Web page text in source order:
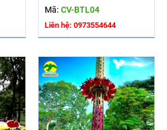
Mã: CV-BTL04
Liên hệ: 0973554644